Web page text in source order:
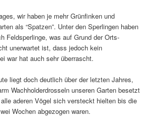
wir haben je mehr Grünfinken und
als “Spatzen”. Unter den Sperlingen haben
Feldsperlinge, was auf Grund der Orts-
unerwartet ist, dass jedoch kein
war hat auch sehr überrascht.
liegt doch deutlich über der letzten Jahres,
Wachholderdrosseln unseren Garten besetzt
aderen Vögel sich versteckt hielten bis die
Wochen abgezogen waren.